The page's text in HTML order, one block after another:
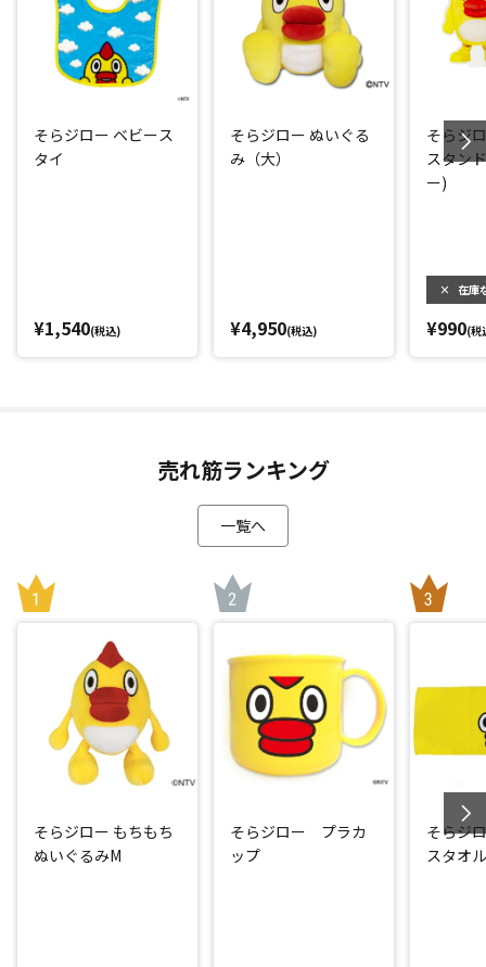
そらジロー ベビース
タイ
¥1,540(税込)
そらジロー ぬいぐる
み（大）
¥4,950(税込)
そらジ
スタン
ー)
× 在庫
¥990(税
売れ筋ランキング
一覧へ
そらジロー もちもち
ぬいぐるみM
そらジロー プラカ
ップ
そらジ
スタオ